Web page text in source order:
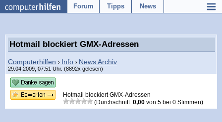
Forum Tipps News
Hotmail blockiert GMX-Adressen
Computerhilfen › Info › News Archiv
29.04.2009, 07:51 Uhr. (8892x gelesen)
Hotmail blockiert GMX-Adressen
(Durchschnitt: 0,00 von 5 bei 0 Stimmen)